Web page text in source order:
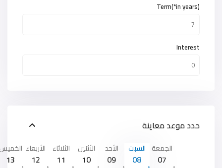
Term(*in years)
Interest
حدد موعد معاينة
الجمعة
07
السبت
08
الأحد
09
الأثنين
10
الثلاثاء
11
الأربعاء
12
13